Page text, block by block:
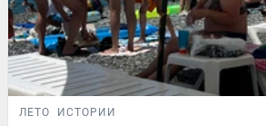
ЛЕТО ИСТОРИИ